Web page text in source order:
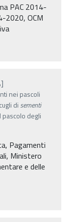
PAC 2014-
2020, OCM
nei pascoli
di sementi
degli
Pagamenti
Ministero
e delle